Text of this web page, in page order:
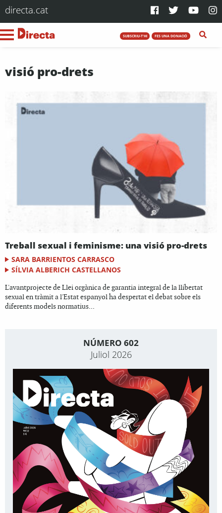
directa.cat
SUBSCRIU-T'HI FES UNA DONACIÓ
visió pro-drets
Treball sexual i feminisme: una visió pro-drets
SARA BARRIENTOS CARRASCO
SÍLVIA ALBERICH CASTELLANOS
L'avantprojecte de Llei orgànica de garantia integral de la llibertat
sexual en tràmit a l'Estat espanyol ha despertat el debat sobre els
diferents models normatius...
NÚMERO 602
Juliol 2026